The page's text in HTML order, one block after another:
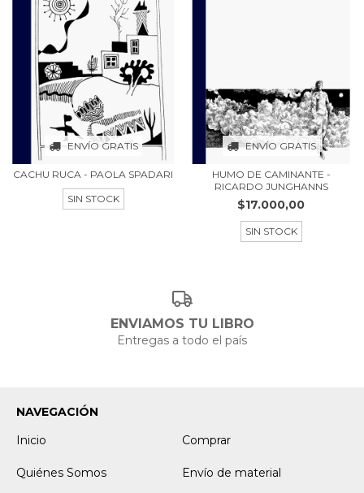
ENVÍO GRATIS
CACHU RUCA - PAOLA SPADARI
SIN STOCK
ENVÍO GRATIS
HUMO DE CAMINANTE -
RICARDO JUNGHANNS
$17.000,00
SIN STOCK
ENVIAMOS TU LIBRO
Entregas a todo el país
NAVEGACIÓN
Inicio
Comprar
Quiénes Somos Envío de material